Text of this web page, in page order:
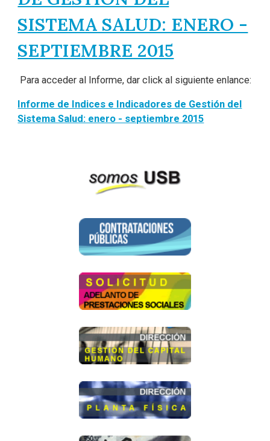
SISTEMA SALUD: ENERO -
SEPTIEMBRE 2015
Para acceder al Informe, dar click al siguiente enlance:
Informe de Indices e Indicadores de Gestión del
Sistema Salud: enero - septiembre 2015